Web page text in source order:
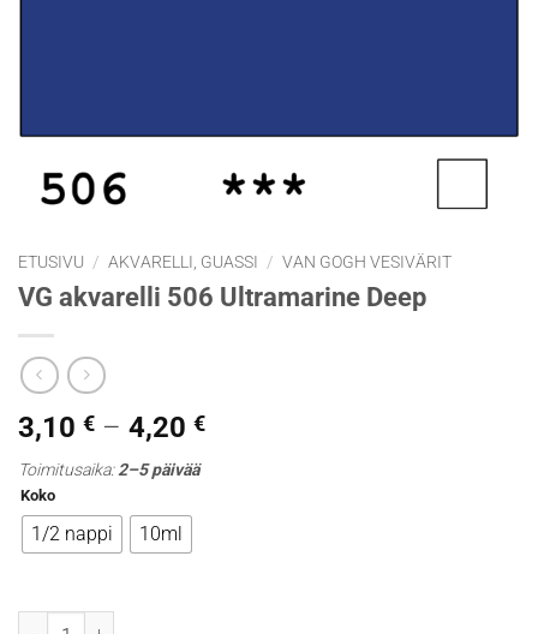
ETUSIVU / AKVARELLI, GUASSI / VAN GOGH VESIVÄRIT
VG akvarelli 506 Ultramarine Deep
3,10 € – 4,20 €Hintaluokka:
Toimitusaika:2–5 päivää
Koko
1/2 nappi 10ml
VG akvarelli 506 Ultramarine Deep määrä